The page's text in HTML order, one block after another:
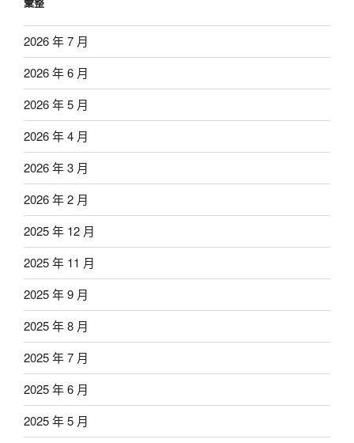
2026 年 7 月
2026 年 6 月
2026 年 5 月
2026 年 4 月
2026 年 3 月
2026 年 2 月
2025 年 12 月
2025 年 11 月
2025 年 9 月
2025 年 8 月
2025 年 7 月
2025 年 6 月
2025 年 5 月